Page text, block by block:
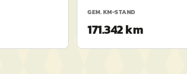
GEM. KM-STAND
171.342 km